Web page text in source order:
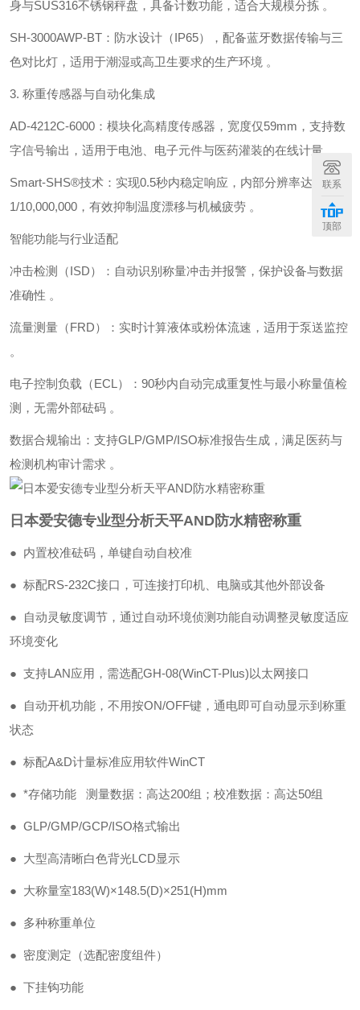
身与SUS316不锈钢秤盘，具备计数功能，适合大规模分拣 。
‌SH-3000AWP-BT‌：防水设计（IP65），配备蓝牙数据传输与三
色对比灯，适用于潮湿或高卫生要求的生产环境 。
3. ‌称重传感器与自动化集成‌
‌AD-4212C-6000‌：模块化高精度传感器，宽度仅‌59mm‌，支持数
字信号输出，适用于电池、电子元件与医药灌装的在线计量 。
‌Smart-SHS®技术‌：实现‌0.5秒内稳定响应‌，内部分辨率达
1/10,000,000，有效抑制温度漂移与机械疲劳 。
智能功能与行业适配
‌冲击检测（ISD）‌：自动识别称量冲击并报警，保护设备与数据
准确性 。
‌流量测量（FRD）‌：实时计算液体或粉体流速，适用于泵送监控
。
‌电子控制负载（ECL）‌：90秒内自动完成重复性与最小称量值检
测，无需外部砝码 。
‌数据合规输出‌：支持GLP/GMP/ISO标准报告生成，满足医药与
检测机构审计需求 。
日本爱安德专业型分析天平AND防水精密称重
● 内置校准砝码，单键自动自校准
● 标配RS-232C接口，可连接打印机、电脑或其他外部设备
● 自动灵敏度调节，通过自动环境侦测功能自动调整灵敏度适应
环境变化
● 支持LAN应用，需选配GH-08(WinCT-Plus)以太网接口
● 自动开机功能，不用按ON/OFF键，通电即可自动显示到称重
状态
● 标配A&D计量标准应用软件WinCT
● *存储功能 测量数据：高达200组；校准数据：高达50组
● GLP/GMP/GCP/ISO格式输出
● 大型高清晰白色背光LCD显示
● 大称量室183(W)×148.5(D)×251(H)mm
● 多种称重单位
● 密度测定（选配密度组件）
● 下挂钩功能
联系
顶部